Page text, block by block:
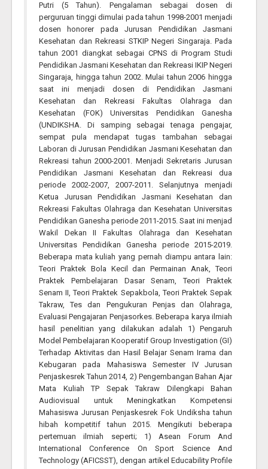
Putri (5 Tahun). Pengalaman sebagai dosen di
perguruan tinggi dimulai pada tahun 1998-2001 menjadi
dosen honorer pada Jurusan Pendidikan Jasmani
Kesehatan dan Rekreasi STKIP Negeri Singaraja. Pada
tahun 2001 diangkat sebagai CPNS di Program Studi
Pendidikan Jasmani Kesehatan dan Rekreasi IKIP Negeri
Singaraja, hingga tahun 2002. Mulai tahun 2006 hingga
saat ini menjadi dosen di Pendidikan Jasmani
Kesehatan dan Rekreasi Fakultas Olahraga dan
Kesehatan (FOK) Universitas Pendidikan Ganesha
(UNDIKSHA. Di samping sebagai tenaga pengajar,
sempat pula mendapat tugas tambahan sebagai
Laboran di Jurusan Pendidikan Jasmani Kesehatan dan
Rekreasi tahun 2000-2001. Menjadi Sekretaris Jurusan
Pendidikan Jasmani Kesehatan dan Rekreasi dua
periode 2002-2007, 2007-2011. Selanjutnya menjadi
Ketua Jurusan Pendidikan Jasmani Kesehatan dan
Rekreasi Fakultas Olahraga dan Kesehatan Universitas
Pendidikan Ganesha periode 2011-2015. Saat ini menjad
Wakil Dekan II Fakultas Olahraga dan Kesehatan
Universitas Pendidikan Ganesha periode 2015-2019.
Beberapa mata kuliah yang pernah diampu antara lain:
Teori Praktek Bola Kecil dan Permainan Anak, Teori
Praktek Pembelajaran Dasar Senam, Teori Praktek
Senam II, Teori Praktek Sepakbola, Teori Praktek Sepak
Takraw, Tes dan Pengukuran Penjas dan Olahraga,
Evaluasi Pengajaran Penjasorkes. Beberapa karya ilmiah
hasil penelitian yang dilakukan adalah 1) Pengaruh
Model Pembelajaran Kooperatif Group Investigation (GI)
Terhadap Aktivitas dan Hasil Belajar Senam Irama dan
Kebugaran pada Mahasiswa Semester IV Jurusan
Penjaskesrek Tahun 2014, 2) Pengembangan Bahan Ajar
Mata Kuliah TP Sepak Takraw Dilengkapi Bahan
Audiovisual untuk Meningkatkan Kompetensi
Mahasiswa Jurusan Penjaskesrek Fok Undiksha tahun
hibah kompetitif tahun 2015. Mengikuti beberapa
pertemuan ilmiah seperti; 1) Asean Forum And
International Conference On Sport Science And
Technology (AFICSST), dengan artikel Educability Profile